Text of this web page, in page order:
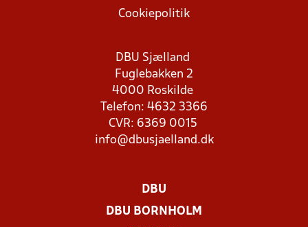
Cookiepolitik
DBU Sjælland
Fuglebakken 2
4000 Roskilde
Telefon: 4632 3366
CVR: 6369 0015
info@dbusjaelland.dk
DBU
DBU BORNHOLM